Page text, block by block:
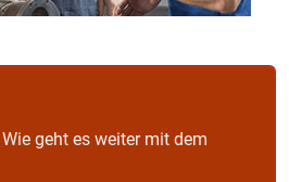
Wie geht es weiter mit dem